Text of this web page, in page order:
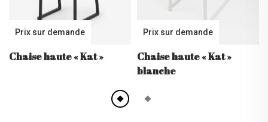
Prix sur demande
Chaise haute« Kat »
Prix sur demande
Chaise haute« Kat »
blanche